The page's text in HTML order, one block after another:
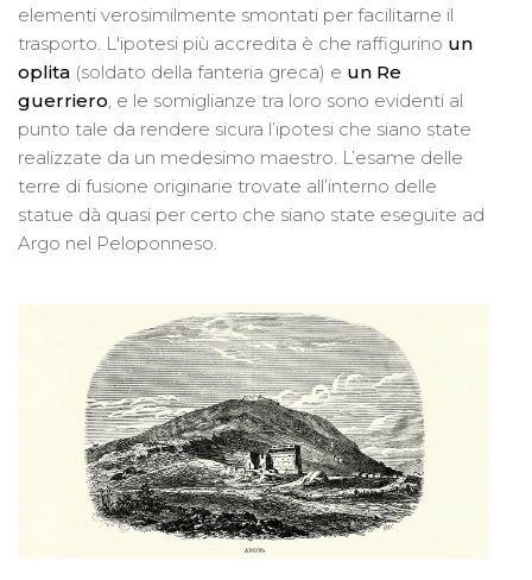
elementi verosimilmente smontati per facilitarne il
trasporto. L'ipotesi più accredita è che raffigurino un
oplita (soldato della fanteria greca) e un Re
guerriero, e le somiglianze tra loro sono evidenti al
punto tale da rendere sicura l’ipotesi che siano state
realizzate da un medesimo maestro. L’esame delle
terre di fusione originarie trovate all’interno delle
statue dà quasi per certo che siano state eseguite ad
Argo nel Peloponneso.